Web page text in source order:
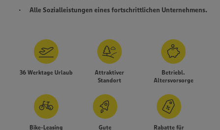
ein bestmögliches Nutzungserlebnis unserer Website zu
ermöglichen. Wir verwenden Ihre Daten, um unsere
Website zu personalisieren und Ihnen möglichst relevante
Alle Sozialleistungen eines fortschrittlichen Unternehmens.
36 Werktage Urlaub
Attraktiver
Standort
Betriebl.
Altersvorsorge
Bike-Leasing Gute Rabatte für